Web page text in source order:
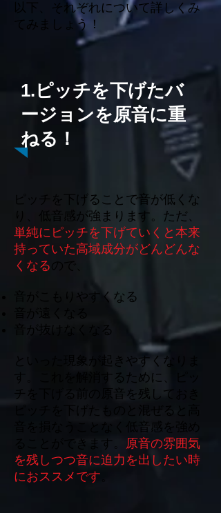
以下、それぞれについて詳しくみ
てみましょう！
1.ピッチを下げたバ
ージョンを原音に重
ねる！
ピッチを下げることで音が低くな
り、低音感が強まります。ただ、
単純にピッチを下げていくと本来
持っていた高域成分がどんどんな
くなる
音がこもりやすくなる
音が抜けなくなる
といった現象が起きやすくなりま
す。これを解消するために、ピッ
チを下げる前の原音を残しておき
ピッチを下げたものと混ぜると高
音を損なうことなく低音感を強め
ることができます。 原音の雰囲気
を残しつつ音に迫力を出したい時
におススメです